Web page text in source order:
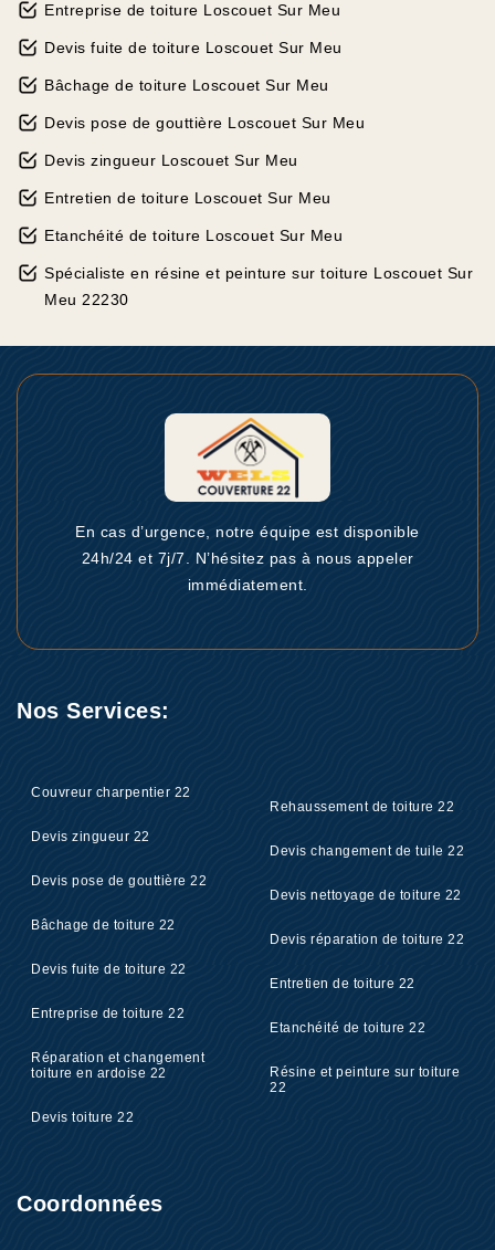
Entreprise de toiture Loscouet Sur Meu
Devis fuite de toiture Loscouet Sur Meu
Bâchage de toiture Loscouet Sur Meu
Devis pose de gouttière Loscouet Sur Meu
Devis zingueur Loscouet Sur Meu
Entretien de toiture Loscouet Sur Meu
Etanchéité de toiture Loscouet Sur Meu
Spécialiste en résine et peinture sur toiture Loscouet Sur
Meu 22230
En cas d’urgence, notre équipe est disponible
24h/24 et 7j/7. N’hésitez pas à nous appeler
immédiatement.
Nos Services:
Couvreur charpentier 22
Devis zingueur 22
Devis pose de gouttière 22
Bâchage de toiture 22
Devis fuite de toiture 22
Entreprise de toiture 22
Réparation et changement
toiture en ardoise 22
Devis toiture 22
Rehaussement de toiture 22
Devis changement de tuile 22
Devis nettoyage de toiture 22
Devis réparation de toiture 22
Entretien de toiture 22
Etanchéité de toiture 22
Résine et peinture sur toiture
22
Coordonnées